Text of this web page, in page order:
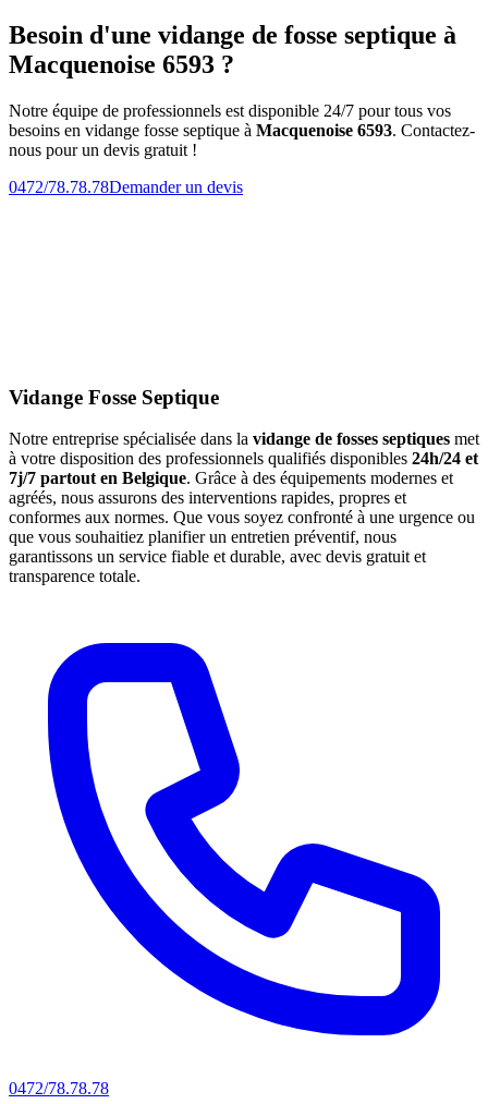
Besoin d'une vidange de fosse septique à
Macquenoise 6593 ?
Notre équipe de professionnels est disponible 24/7 pour tous vos
besoins en vidange fosse septique à Macquenoise 6593. Contactez-
nous pour un devis gratuit !
0472/78.78.78Demander un devis
Vidange Fosse Septique
Notre entreprise spécialisée dans la vidange de fosses septiques met
à votre disposition des professionnels qualifiés disponibles 24h/24 et
7j/7 partout en Belgique. Grâce à des équipements modernes et
agréés, nous assurons des interventions rapides, propres et
conformes aux normes. Que vous soyez confronté à une urgence ou
que vous souhaitiez planifier un entretien préventif, nous
garantissons un service fiable et durable, avec devis gratuit et
transparence totale.
0472/78.78.78